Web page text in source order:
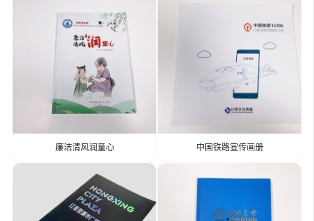
廉洁清风润童心 中国铁路宣传画册